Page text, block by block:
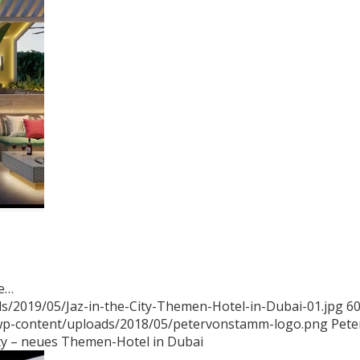
05/Jaz-in-the-City-Themen-Hotel-in-Dubai-01.jpg
content/uploads/2018/05/petervonstamm-logo.png
– neues Themen-Hotel in Dubai